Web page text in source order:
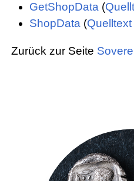
GetShopData(
ShopData(
Zurück zur Seite